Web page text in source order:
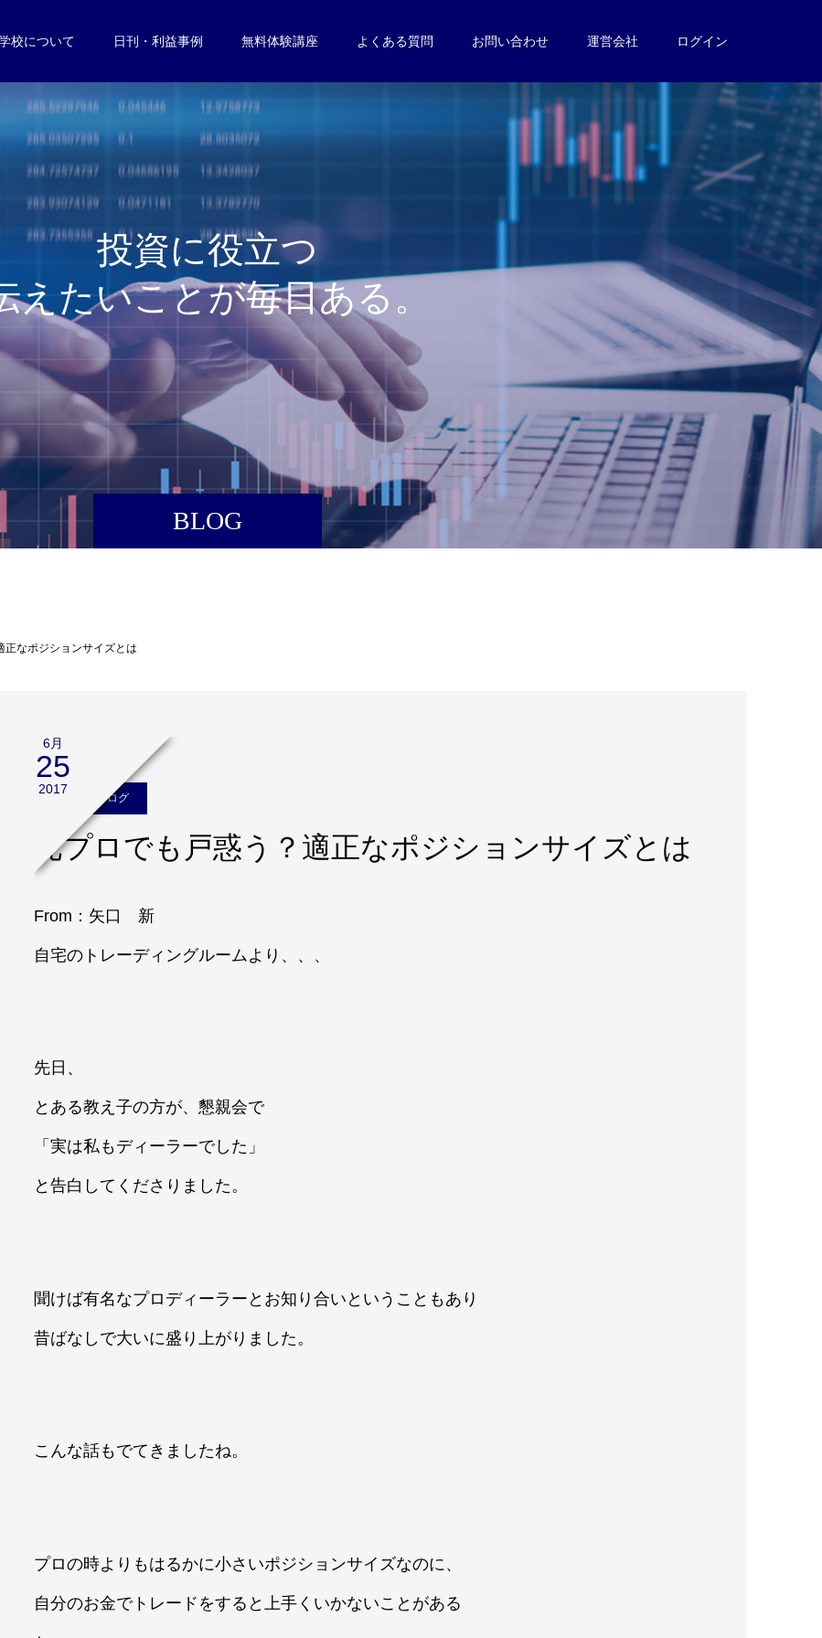
校について 日刊・利益事例 無料体験講座 よくある質問 お問い合わせ 運営会社 ログイン
BLOG
投資に役立つ
え たいことが毎日あ る 。
正なポジションサイズとは
6月
25
2017
矢口新のブログ
元プロでも戸惑う？適正なポジションサイズとは
From：矢口 新
自宅のトレーディングルームより、、、
先日、
とある教え子の方が、懇親会で
「実は私もディーラーでした」
と告白してくださりました。
聞けば有名なプロディーラーとお知り合いということもあり
昔ばなしで大いに盛り上がりました。
こんな話もでてきましたね。
プロの時よりもはるかに小さいポジションサイズなのに、
自分のお金でトレードをすると上手くいかないことがある